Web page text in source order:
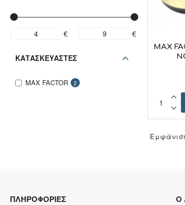
€ €
ΚΑΤΑΣΚΕΥΑΣΤΕΣ
MAX FACTOR 2
MAX
ΠΛΗΡΟΦΟΡΙΕΣ Ο